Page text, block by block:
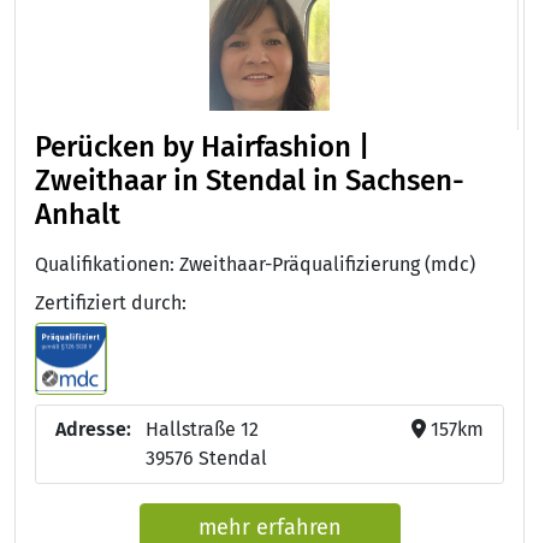
Perücken by Hairfashion |
Zweithaar in Stendal in Sachsen-
Anhalt
Qualifikationen: Zweithaar-Präqualifizierung (mdc)
Zertifiziert durch:
Adresse:
Hallstraße 12
39576 Stendal
157km
mehr erfahren